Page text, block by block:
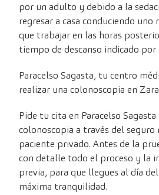
por un adulto y debido a la
regresar a casa conduciendo uno
que trabajar en las horas
tiempo de descanso indicado
Paracelso Sagasta, tu centro
realizar una colonoscopia en
Pide tu cita en Paracelso
colonoscopia a través del seguro
paciente privado. Antes de la
con detalle todo el proceso y la
previa, para que llegues al día
máxima tranquilidad.